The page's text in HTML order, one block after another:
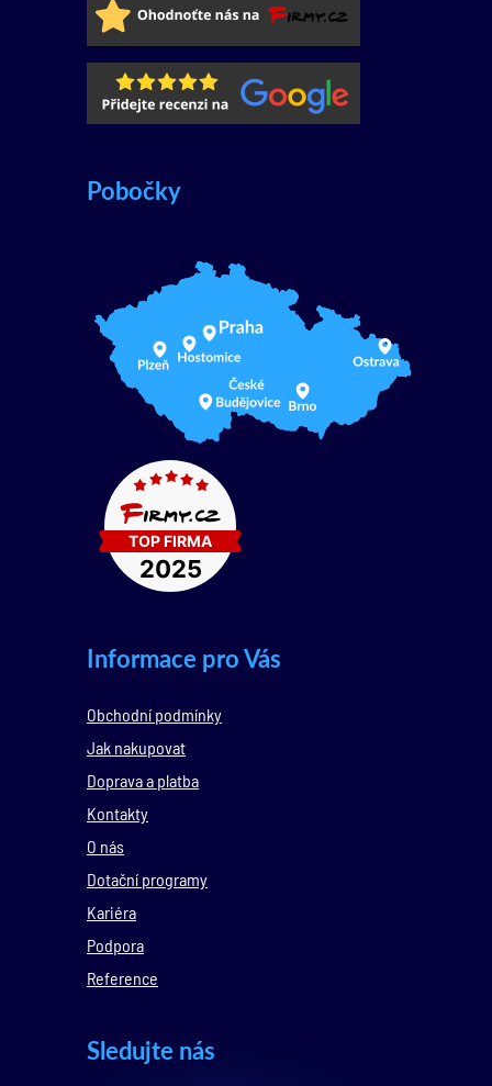
Pobočky
Informace pro Vás
Obchodní podmínky
Jak nakupovat
Doprava a platba
Kontakty
O nás
Dotační programy
Kariéra
Podpora
Reference
Sledujte nás